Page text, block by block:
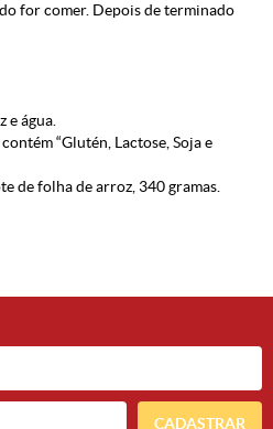
for comer. Depois de terminado
e água.
“Glutén, Lactose, Soja e
de folha de arroz, 340 gramas.
CADASTRAR